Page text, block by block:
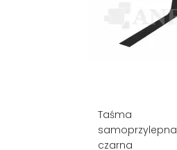
Taśma
samoprzylepna
czarna